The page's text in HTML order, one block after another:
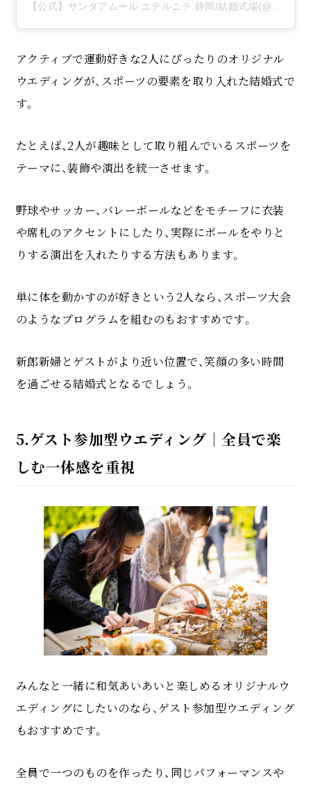
アクティブで運動好きな2人にぴったりのオリジナル
ウエディングが、スポーツの要素を取り入れた結婚式で
す。
たとえば、2人が趣味として取り組んでいるスポーツを
テーマに、装飾や演出を統一させます。
野球やサッカー、バレーボールなどをモチーフに衣装
や席札のアクセントにしたり、実際にボールをやりと
りする演出を入れたりする方法もあります。
単に体を動かすのが好きという2人なら、スポーツ大会
のようなプログラムを組むのもおすすめです。
新郎新婦とゲストがより近い位置で、笑顔の多い時間
を過ごせる結婚式となるでしょう。
5.ゲスト参加型ウエディング｜全員で楽
しむ一体感を重視
みんなと一緒に和気あいあいと楽しめるオリジナルウ
エディングにしたいのなら、ゲスト参加型ウエディング
もおすすめです。
全員で一つのものを作ったり、同じパフォーマンスや